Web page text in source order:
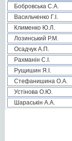
Бобровська С.А.
Васильченко Г.І.
Клименко Ю.Л.
Лозинський Р.М.
Осадчук А.П.
Рахманін С.І.
Рущишин Я.І.
Стефанишина О.А.
Устінова О.Ю.
Шараськін А.А.